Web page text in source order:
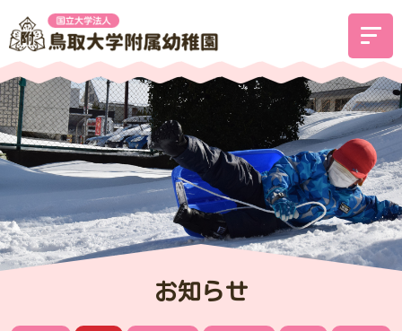
お知らせ